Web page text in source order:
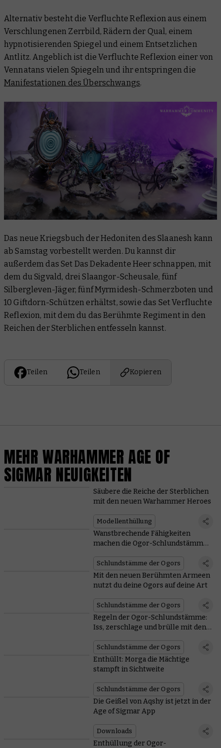
Alternativ besteht die Verfluchte Reflexion aus einem
Verschlungenen Zerrbild, Rädern der Qual, einem
hypnotisierenden Spiegel und einem Entsetzlichen
Antlitz. Angeblich ist die Verfluchte Reflexion einer von
Vennatans vielen Spiegeln und ihr entspringen die
Manifestationen des Überschwangs.
Das neue Kriegsbuch der Hedoniten des Slaanesh kann
ab Samstag vorbestellt werden. Du kannst dir
außerdem das Set Das Dekadente Heer schnappen, mit
dem du Sigvald, drei Slaangor-Scheusale, fünf
Silbergleven-Jäger, fünf Myrmidesh-Schmerzboten und
10 Giftdorn-Schützen erhältst, sowie das Set Verfluchte
Reflexion, mit dem du das Berühmte Regiment in den
Reichen der Sterblichen entfesseln kannst.
Teilen Teilen Kopieren
MEHR WARHAMMER AGE OF
SIGMAR NEUIGKEITEN
Säubere die Reiche der Sterblichen
mit den neuen Warhammer Heroes
Modellenthüllung
Wanstbrechende Fähigkeiten
machen die Ogor-Schlundstämme
Schlundstämme der Ogors
Mit den neuen Berühmten Armeen
nutzt du deine Ogors auf deine Art
Schlundstämme der Ogors
Regeln der Ogor-Schlundstämme:
Iss, zerschlage und brülle mit den
Schlundstämme der Ogors
Enthüllt: Morga die Mächtige
stampft in Sichtweite
Schlundstämme der Ogors
Die Geißel von Aqshy ist jetzt in der
Age of Sigmar App
Downloads
Enthüllung der Ogor-